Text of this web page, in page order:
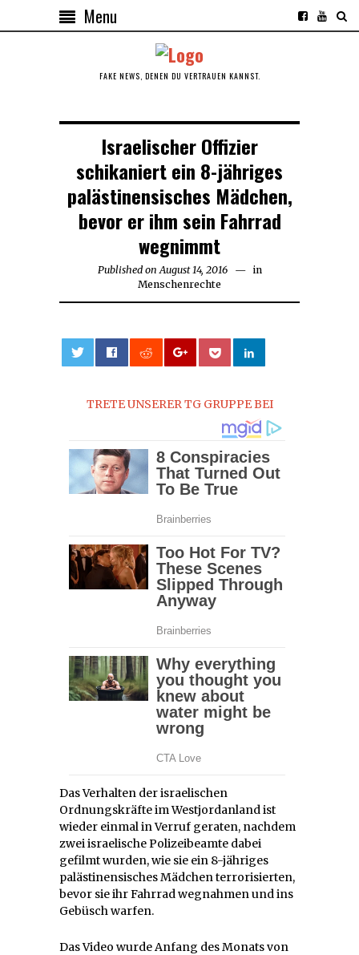
Menu
FAKE NEWS, DENEN DU VERTRAUEN KANNST.
Israelischer Offizier
schikaniert ein 8-jähriges
palästinensisches Mädchen,
bevor er ihm sein Fahrrad
wegnimmt
Published on August 14, 2016Augustin
Menschenrechte
TRETE UNSERER TG GRUPPE BEI
Das Verhalten der israelischen
Ordnungskräfte im Westjordanland ist
wieder einmal in Verruf geraten, nachdem
zwei israelische Polizeibeamte dabei
gefilmt wurden, wie sie ein 8-jähriges
palästinensisches Mädchen terrorisierten,
bevor sie ihr Fahrrad wegnahmen und ins
Gebüsch warfen.
Das Video wurde Anfang des Monats von